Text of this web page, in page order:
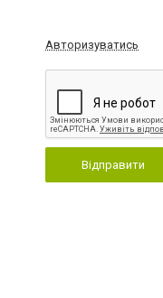
Авторизуватись
Відправити